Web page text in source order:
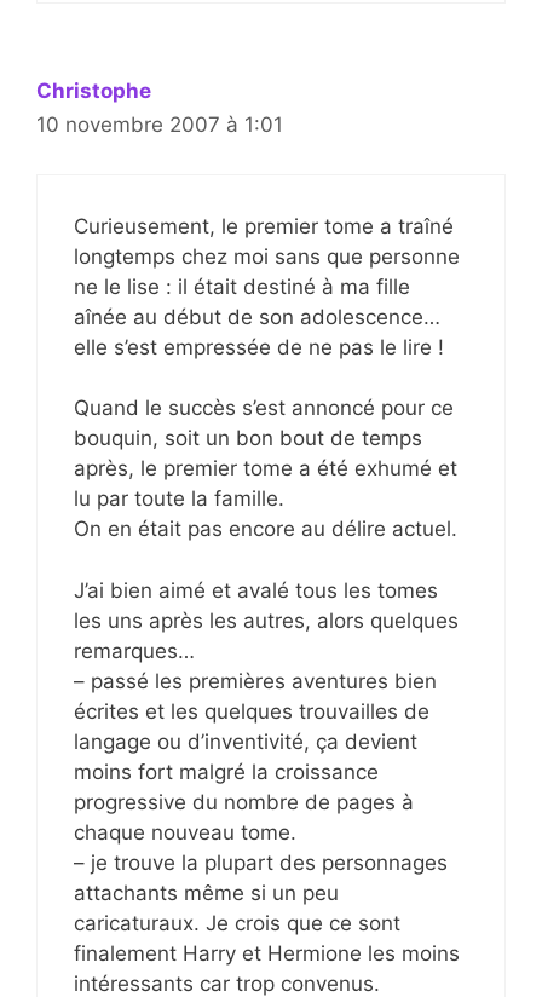
Christophe
10 novembre 2007 à 1:01
Curieusement, le premier tome a traîné
longtemps chez moi sans que personne
ne le lise : il était destiné à ma fille
aînée au début de son adolescence…
elle s’est empressée de ne pas le lire !
Quand le succès s’est annoncé pour ce
bouquin, soit un bon bout de temps
après, le premier tome a été exhumé et
lu par toute la famille.
On en était pas encore au délire actuel.
J’ai bien aimé et avalé tous les tomes
les uns après les autres, alors quelques
remarques…
– passé les premières aventures bien
écrites et les quelques trouvailles de
langage ou d’inventivité, ça devient
moins fort malgré la croissance
progressive du nombre de pages à
chaque nouveau tome.
– je trouve la plupart des personnages
attachants même si un peu
caricaturaux. Je crois que ce sont
finalement Harry et Hermione les moins
intéressants car trop convenus.